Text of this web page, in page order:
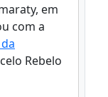
em
com a
Rebelo